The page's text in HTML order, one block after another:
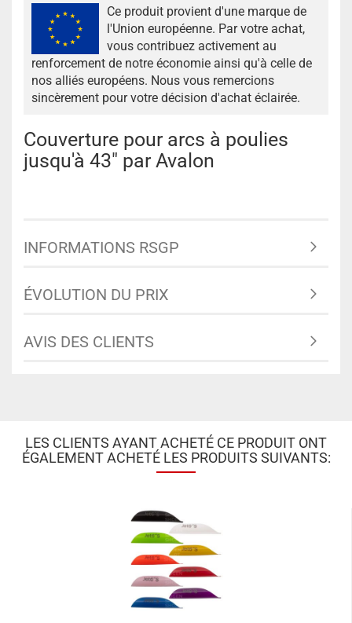
Ce produit provient d'une marque de
l'Union européenne. Par votre achat,
vous contribuez activement au
renforcement de notre économie ainsi qu'à celle de
nos alliés européens. Nous vous remercions
sincèrement pour votre décision d'achat éclairée.
Couverture pour arcs à poulies
jusqu'à 43" par Avalon
INFORMATIONS RSGP
ÉVOLUTION DU PRIX
AVIS DES CLIENTS
LES CLIENTS AYANT ACHETÉ CE PRODUIT ONT
ÉGALEMENT ACHETÉ LES PRODUITS SUIVANTS: